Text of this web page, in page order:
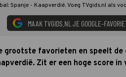
Spanje - Kaapverdië. Voeg TVgids.nl als
MAAK TVGIDS.NL JE GOOGLE-
grootste favorieten en speelt
Zit er een hoge score in